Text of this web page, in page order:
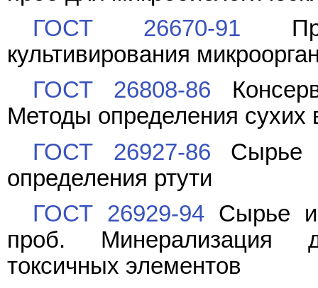
ГОСТ 26670-91
культивирования
ГОСТ 26808-86
Методы определения сухих
ГОСТ 26927-86 Сырье
определения ртути
ГОСТ 26929-94Сырье и
проб. Минерализация
токсичных элементов